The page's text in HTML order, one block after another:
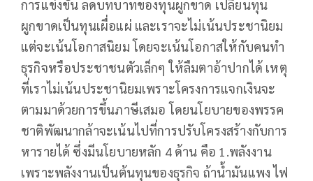
การแข่งขัน ลดบทบาทของทุนผูกขาด เปลี่ยนทุน
ผูกขาดเป็นทุนเผื่อแผ่ และเราจะไม่เน้นประชานิยม
แต่จะเน้นโอกาสนิยม โดยจะเน้นโอกาสให้กับคนทำ
ธุรกิจหรือประชาชนตัวเล็กๆ ให้ลืมตาอ้าปากได้ เหตุ
ที่เราไม่เน้นประชานิยมเพราะโครงการแจกเงินจะ
ตามมาด้วยการขึ้นภาษีเสมอ โดยนโยบายของพรรค
ชาติพัฒนากล้าจะเน้นไปที่การปรับโครงสร้างกับการ
หารายได้ ซึ่งมีนโยบายหลัก 4 ด้าน คือ 1.พลังงาน
เพราะพลังงานเป็นต้นทุนของธุรกิจ ถ้าน้ำมันแพง ไฟ